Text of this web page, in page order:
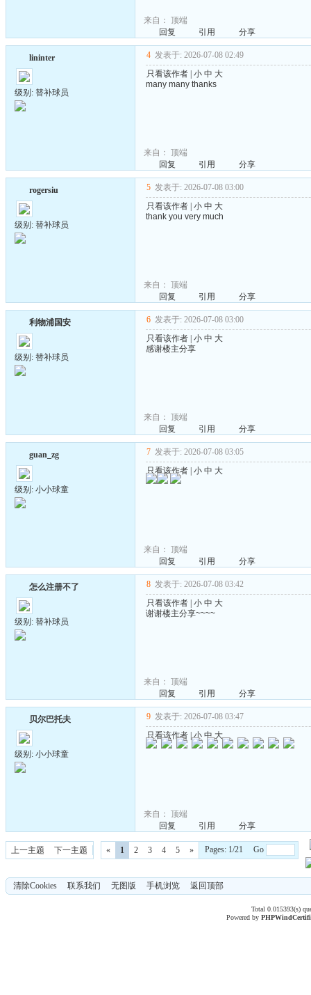
来自： 顶端
回复
引用 分享
lininter
级别: 替补球员
4 发表于: 2026-07-08 02:49
只看该作者 小 中 大
many many thanks
来自： 顶端
回复
引用 分享
rogersiu
级别: 替补球员
5 发表于: 2026-07-08 03:00
只看该作者 小 中 大
thank you very much
来自： 顶端
回复
引用 分享
利物浦国安
级别: 替补球员
6 发表于: 2026-07-08 03:00
只看该作者 小 中 大
感谢楼主分享
来自： 顶端
回复
引用 分享
guan_zg
级别: 小小球童
7 发表于: 2026-07-08 03:05
只看该作者 小 中 大
来自： 顶端
回复
引用 分享
怎么注册不了
级别: 替补球员
8 发表于: 2026-07-08 03:42
只看该作者 小 中 大
谢谢楼主分享~~~~
来自： 顶端
回复
引用 分享
贝尔巴托夫
级别: 小小球童
9 发表于: 2026-07-08 03:47
只看该作者 |小 中 大
来自： 顶端
回复
引用 分享
上一主题 下一主题 « 1 2 3 4 5 » Pages: 1/21 Go
清除Cookies 联系我们 无图版 手机浏览 返回顶部
Total 0.015393(s)
Powered byPHPWind